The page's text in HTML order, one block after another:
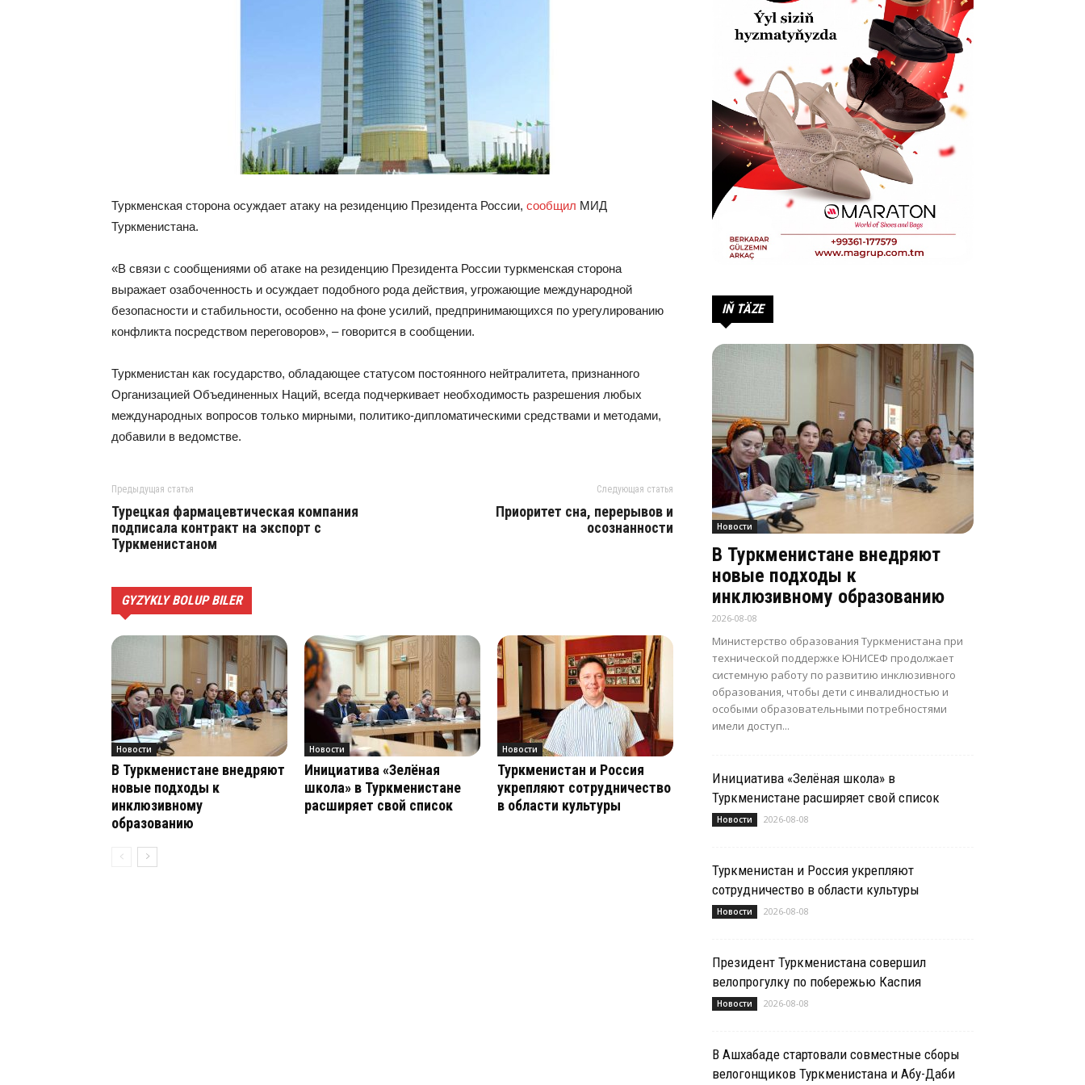
Туркменская сторона осуждает атаку на резиденцию Президента России, сообщил МИД
Туркменистана.
«В связи с сообщениями об атаке на резиденцию Президента России туркменская сторона
выражает озабоченность и осуждает подобного рода действия, угрожающие международной
безопасности и стабильности, особенно на фоне усилий, предпринимающихся по урегулированию
конфликта посредством переговоров», – говорится в сообщении.
Туркменистан как государство, обладающее статусом постоянного нейтралитета, признанного
Организацией Объединенных Наций, всегда подчеркивает необходимость разрешения любых
международных вопросов только мирными, политико-дипломатическими средствами и методами,
добавили в ведомстве.
Предыдущая статья
Турецкая фармацевтическая компания
подписала контракт на экспорт с
Туркменистаном
Следующая статья
Приоритет сна, перерывов и
осознанности
GYZYKLY BOLUP BILER
Новости
В Туркменистане внедряют
новые подходы к
инклюзивному
образованию
Новости
Инициатива «Зелёная
школа» в Туркменистане
расширяет свой список
Новости
Туркменистан и Россия
укрепляют сотрудничество
в области культуры
IŇ TÄZE
Новости
В Туркменистане внедряют
новые подходы к
инклюзивному образованию
2026-08-08
Министерство образования Туркменистана при
технической поддержке ЮНИСЕФ продолжает
системную работу по развитию инклюзивного
образования, чтобы дети с инвалидностью и
особыми образовательными потребностями
имели доступ...
Инициатива «Зелёная школа» в
Туркменистане расширяет свой список
Новости 2026-08-08
Туркменистан и Россия укрепляют
сотрудничество в области культуры
Новости 2026-08-08
Президент Туркменистана совершил
велопрогулку по побережью Каспия
Новости 2026-08-08
В Ашхабаде стартовали совместные сборы
велогонщиков Туркменистана и Абу-Даби